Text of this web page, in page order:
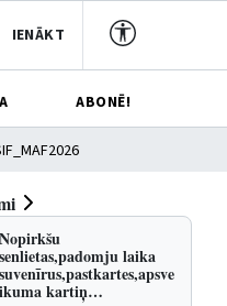
IENĀKT
ABONĒ!
Nopirkšu
senlietas,padomju laika
suvenīrus,pastkartes,apsve
ikuma kartiņ…